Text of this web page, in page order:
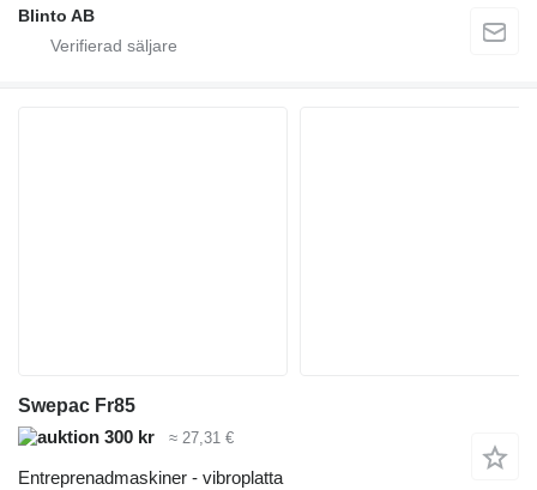
Blinto AB
Swepac Fr85
300 kr
≈ 27,31 €
Entreprenadmaskiner - vibroplatta